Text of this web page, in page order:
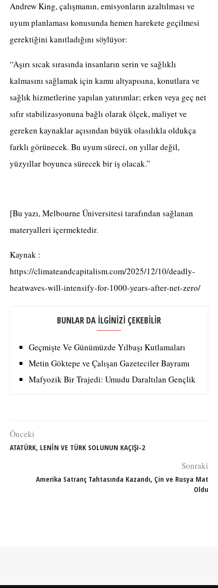
Andrew King, çalışmanın, emisyonların azaltılması ve
uyum planlaması konusunda hemen harekete geçilmesi
gerektiğini kanıtladığını söylüyor:
“Aşırı sıcak sırasında insanların serin ve sağlıklı
kalmasını sağlamak için kamu altyapısına, konutlara ve
sağlık hizmetlerine yapılan yatırımlar; erken veya geç net
sıfır stabilizasyonuna bağlı olarak ölçek, maliyet ve
gereken kaynaklar açısından büyük olasılıkla oldukça
farklı görünecek. Bu uyum süreci, on yıllar değil,
yüzyıllar boyunca sürecek bir iş olacak.”
[Bu yazı, Melbourne Üniversitesi tarafından sağlanan
materyalleri içermektedir.
Kaynak :
https://climateandcapitalism.com/2025/12/10/deadly-
heatwaves-will-intensify-for-1000-years-after-net-zero/
BUNLAR DA İLGİNİZİ ÇEKEBİLİR
Geçmişte Ve Günümüzde Yılbaşı Kutlamaları
Metin Göktepe ve Çalışan Gazeteciler Bayramı
Mafyozik Bir Trajedi: Umudu Daraltılan Gençlik
Önceki
ATATÜRK, LENİN VE TÜRK SOLUNUN KAÇIŞI-2
Sonraki
Amerika Satranç Tahtasında Kazandı, Çin ve Rusya Mat
Oldu